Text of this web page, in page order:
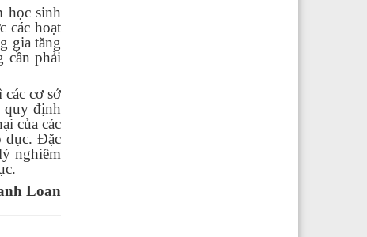
học sinh
các hoạt
gia tăng
cần phải
cơ sở
quy định
của các
dục. Đặc
nghiêm
Loan